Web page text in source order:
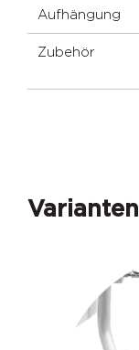
Aufhängung
Zubehör
Varianten